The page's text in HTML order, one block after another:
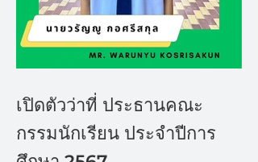
เปิดตัวว่าที่ ประธานคณะ
กรรมนักเรียน ประจำปีการ